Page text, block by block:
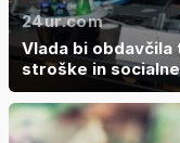
24ur.com
Vlada bi
stroške in